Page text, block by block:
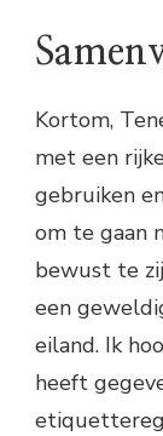
Kortom,
met een
gebruiken
om te gaan
bewust te
een
eiland. Ik
heeft